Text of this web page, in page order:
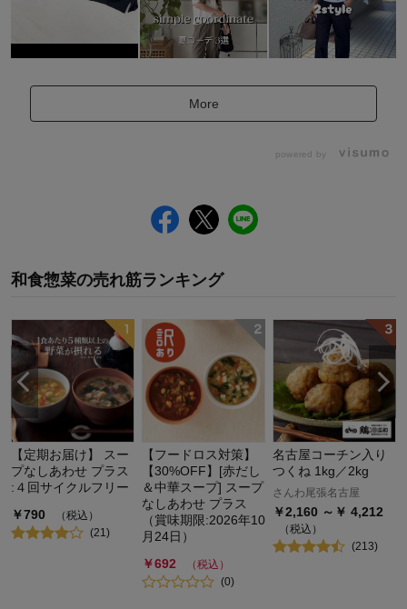
More
powered by
和食惣菜の売れ筋ランキング
【定期お届け】 スー
プなしあわせ プラス
:４回サイクルフリー
￥790
（税込）
(21)
【フードロス対策】
【30%OFF】[赤だし
＆中華スープ] スープ
なしあわせ プラス
（賞味期限:2026年10
月24日）
￥692
（税込）
(0)
名古屋コーチン入り
つくね 1kg／2kg
さんわ尾張名古屋
￥2,160 ～￥ 4,212
（税込）
(213)